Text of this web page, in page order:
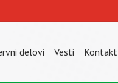
delovi Vesti Kontakt